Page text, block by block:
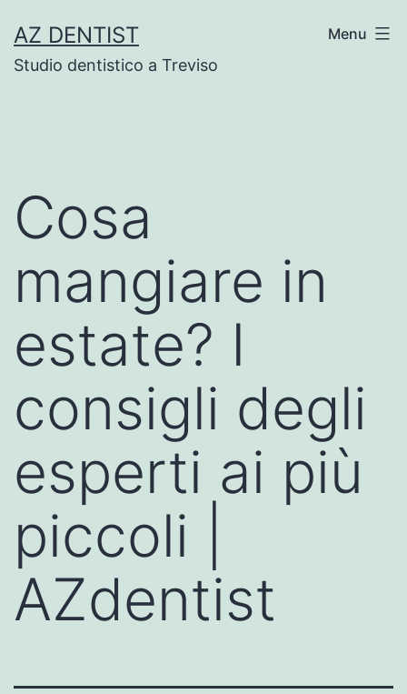
to
content
AZ DENTIST
Studio dentistico a Treviso
Menu
Cosa
mangiare in
estate? I
consigli degli
esperti ai più
piccoli |
AZdentist